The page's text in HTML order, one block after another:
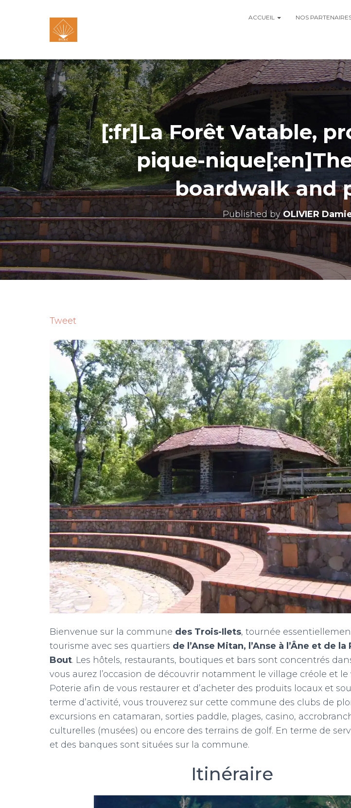
ACCUEIL NOS
[:fr]La Forêt Vatable,
pique-
boardwalk and
Published byOLIVIER
Tweet
Bienvenue sur la commune des Trois-Ilets, tournée
tourisme avec ses quartiers de l’Anse Mitan, l’Anse à l’Âne et de
Bout. Les hôtels, restaurants, boutiques et bars sont concentrés
vous aurez l’occasion de découvrir notamment le village créole et le
Poterie afin de vous restaurer et d’acheter des produits locaux et
terme d’activité, vous trouverez sur cette commune des clubs de
excursions en catamaran, sorties paddle, plages, casino,
culturelles (musées) ou encore des terrains de golf. En terme de
et des banques sont situées sur la commune.
Itinéraire